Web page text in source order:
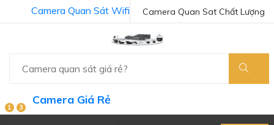
Camera Quan Sat Chất Lượng
Camera Quan Sát Wifi
1 3
Camera Giá Rẻ